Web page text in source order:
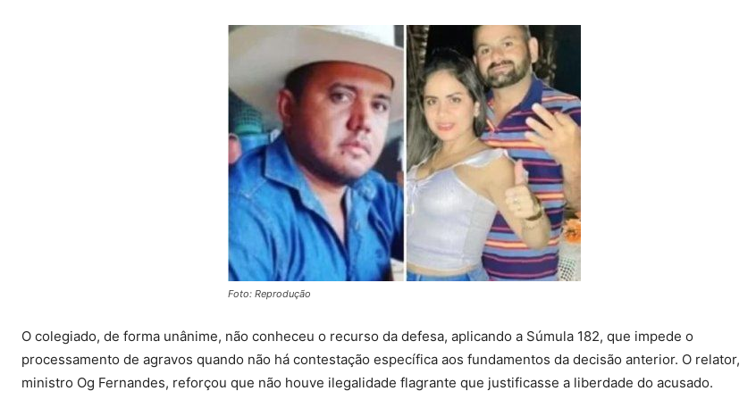
Foto: Reprodução
O colegiado, de forma unânime, não conheceu o recurso da defesa, aplicando a Súmula 182, que impede o
processamento de agravos quando não há contestação específica aos fundamentos da decisão anterior. O relator,
ministro Og Fernandes, reforçou que não houve ilegalidade flagrante que justificasse a liberdade do acusado.